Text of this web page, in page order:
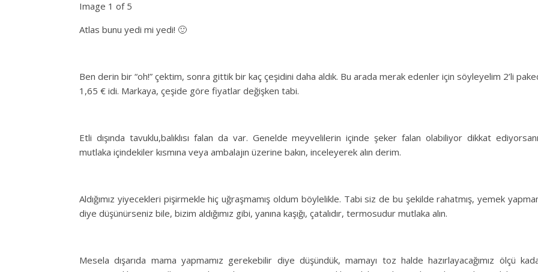
Image 1 of 5
Atlas bunu yedi mi yedi! 🙂
Ben derin bir “oh!” çektim, sonra gittik bir kaç çeşidini daha aldık. Bu arada merak edenler için söyleyelim 2’li
1,65 € idi. Markaya, çeşide göre fiyatlar değişken tabi.
Etli dışında tavuklu,balıklısı falan da var. Genelde meyvelilerin içinde şeker falan olabiliyor dikkat
mutlaka içindekiler kısmına veya ambalajın üzerine bakın, inceleyerek alın derim.
Aldığımız yiyecekleri pişirmekle hiç uğraşmamış oldum böylelikle. Tabi siz de bu şekilde rahatmış, yemek
diye düşünürseniz bile, bizim aldığımız gibi, yanına kaşığı, çatalıdır, termosudur mutlaka alın.
Mesela dışarıda mama yapmamız gerekebilir diye düşündük, mamayı toz halde hazırlayacağımız ölçü